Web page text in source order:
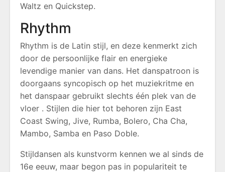
Waltz en Quickstep.
Rhythm
Rhythm is de Latin stijl, en deze kenmerkt zich
door de persoonlijke flair en energieke
levendige manier van dans. Het danspatroon is
doorgaans syncopisch op het muziekritme en
het danspaar gebruikt slechts één plek van de
vloer . Stijlen die hier tot behoren zijn East
Coast Swing, Jive, Rumba, Bolero, Cha Cha,
Mambo, Samba en Paso Doble.
Stijldansen als kunstvorm kennen we al sinds de
16e eeuw, maar begon pas in populariteit te